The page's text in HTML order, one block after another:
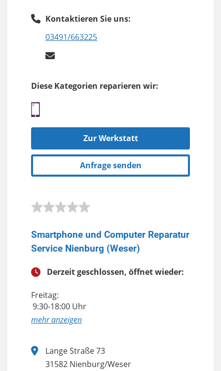
Kontaktieren Sie uns:
03491/663225
Diese Kategorien reparieren wir:
Zur Werkstatt
Anfrage senden
Smartphone und Computer Reparatur
Service Nienburg (Weser)
Derzeit geschlossen, öffnet wieder:
Freitag:
9:30-18:00 Uhr
anzeigen
Lange Straße 73
31582 Nienburg/Weser